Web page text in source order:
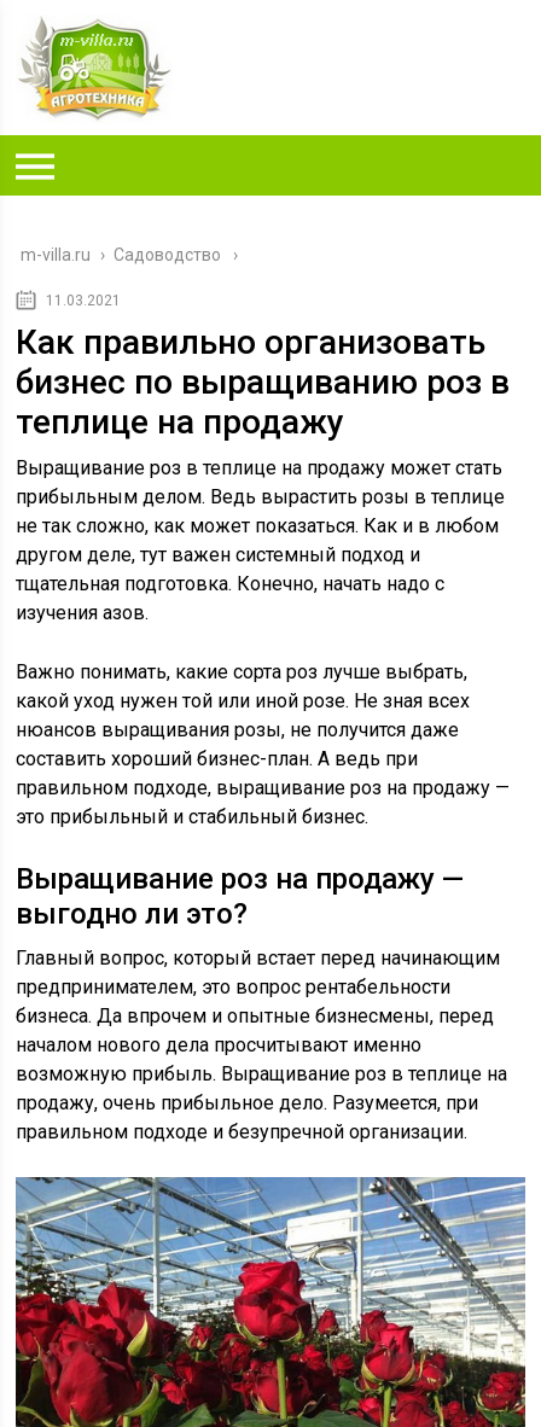
m-villa.ru › Садоводство
11.03.2021
Как правильно организовать
бизнес по выращиванию роз в
теплице на продажу
Выращивание роз в теплице на продажу может стать
прибыльным делом. Ведь вырастить розы в теплице
не так сложно, как может показаться. Как и в любом
другом деле, тут важен системный подход и
тщательная подготовка. Конечно, начать надо с
изучения азов.
Важно понимать, какие сорта роз лучше выбрать,
какой уход нужен той или иной розе. Не зная всех
нюансов выращивания розы, не получится даже
составить хороший бизнес-план. А ведь при
правильном подходе, выращивание роз на продажу —
это прибыльный и стабильный бизнес.
Выращивание роз на продажу —
выгодно ли это?
Главный вопрос, который встает перед начинающим
предпринимателем, это вопрос рентабельности
бизнеса. Да впрочем и опытные бизнесмены, перед
началом нового дела просчитывают именно
возможную прибыль. Выращивание роз в теплице на
продажу, очень прибыльное дело. Разумеется, при
правильном подходе и безупречной организации.